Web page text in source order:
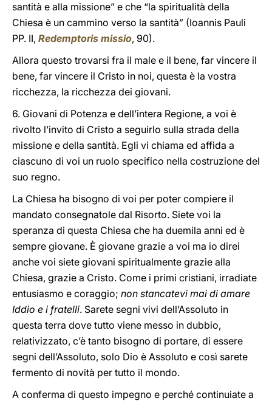
santità e alla missione” e che “la spiritualità della
Chiesa è un cammino verso la santità” (Ioannis Pauli
PP. II, Redemptoris missio, 90).
Allora questo trovarsi fra il male e il bene, far vincere il
bene, far vincere il Cristo in noi, questa è la vostra
ricchezza, la ricchezza dei giovani.
6. Giovani di Potenza e dell’intera Regione, a voi è
rivolto l’invito di Cristo a seguirlo sulla strada della
missione e della santità. Egli vi chiama ed affida a
ciascuno di voi un ruolo specifico nella costruzione del
suo regno.
La Chiesa ha bisogno di voi per poter compiere il
mandato consegnatole dal Risorto. Siete voi la
speranza di questa Chiesa che ha duemila anni ed è
sempre giovane. È giovane grazie a voi ma io direi
anche voi siete giovani spiritualmente grazie alla
Chiesa, grazie a Cristo. Come i primi cristiani, irradiate
entusiasmo e coraggio; non stancatevi mai di amare
Iddio e i fratelli. Sarete segni vivi dell’Assoluto in
questa terra dove tutto viene messo in dubbio,
relativizzato, c’è tanto bisogno di portare, di essere
segni dell’Assoluto, solo Dio è Assoluto e così sarete
fermento di novità per tutto il mondo.
A conferma di questo impegno e perché continuiate a